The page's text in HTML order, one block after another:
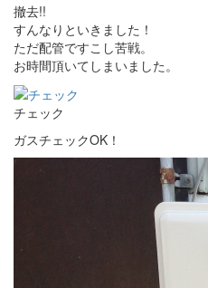
撤去!!
すんなりといきました！
ただ配管ですこし苦戦。
お時間頂いてしまいました。
チェック
ガスチェックOK！